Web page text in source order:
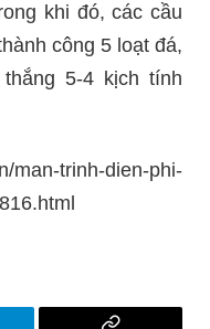
khi đó, các cầu
công 5 loạt đá,
thắng 5-4 kịch tính
trinh-dien-phi-